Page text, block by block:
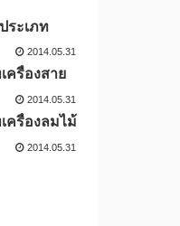
ระเภท
2014.05.31
ครื่องสาย
2014.05.31
ครื่องลมไม้
2014.05.31